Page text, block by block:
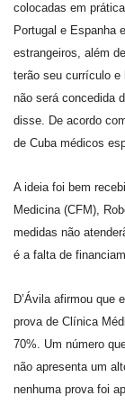
colocadas em
Portugal e Espanha
estrangeiros, além
terão seu currículo e
não será concedida
disse. De acordo
de Cuba médicos
A ideia foi bem
Medicina (CFM),
medidas não
é a falta de
D’Ávila afirmou que
prova de Clínica
70%. Um número
não apresenta um
nenhuma prova foi